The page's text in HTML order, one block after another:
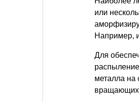
или
Например,
Для
металла на